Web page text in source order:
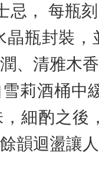
每瓶刻
晶瓶封裝
、清雅木
莉酒桶中
細酌之後
韻迴盪讓